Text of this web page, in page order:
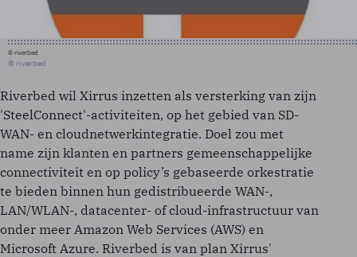
© riverbed
© riverbed
Riverbed wil Xirrus inzetten als versterking van zijn
'SteelConnect'-activiteiten, op het gebied van SD-
WAN- en cloudnetwerkintegratie. Doel zou met
name zijn klanten en partners gemeenschappelijke
connectiviteit en op policy’s gebaseerde orkestratie
te bieden binnen hun gedistribueerde WAN-,
LAN/WLAN-, datacenter- of cloud-infrastructuur van
onder meer Amazon Web Services (AWS) en
Microsoft Azure. Riverbed is van plan Xirrus'